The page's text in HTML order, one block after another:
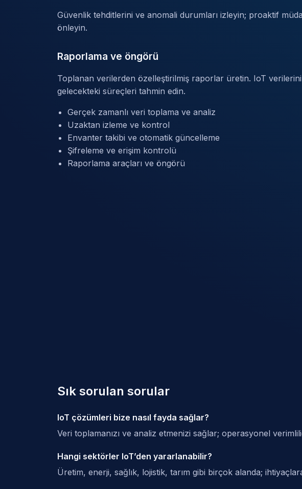
Güvenlik tehditlerini ve anomali durumları izleyin; proaktif
önleyin.
Raporlama ve öngörü
Toplanan verilerden özelleştirilmiş raporlar üretin. IoT
gelecekteki süreçleri tahmin edin.
Gerçek zamanlı veri toplama ve analiz
Uzaktan izleme ve kontrol
Envanter takibi ve otomatik güncelleme
Şifreleme ve erişim kontrolü
Raporlama araçları ve öngörü
Sık sorulan sorular
IoT çözümleri bize nasıl fayda sağlar?
Veri toplamanızı ve analiz etmenizi sağlar; operasyonel
Hangi sektörler IoT’den yararlanabilir?
Üretim, enerji, sağlık, lojistik, tarım gibi birçok alanda;